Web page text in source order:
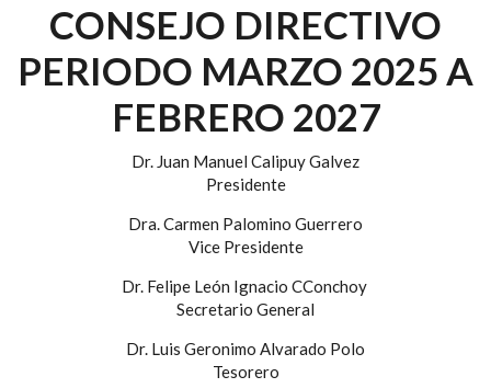
CONSEJO DIRECTIVO
PERIODO MARZO 2025 A
FEBRERO 2027
Dr. Juan Manuel Calipuy Galvez
Presidente
Dra. Carmen Palomino Guerrero
Vice Presidente
Dr. Felipe León Ignacio CConchoy
Secretario General
Dr. Luis Geronimo Alvarado Polo
Tesorero